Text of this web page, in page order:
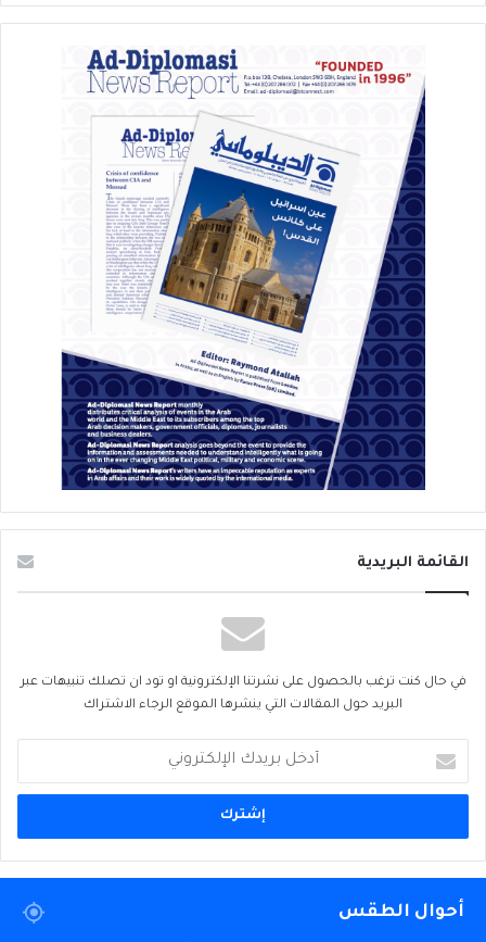
القائمة البريدية
في حال كنت ترغب بالحصول على نشرتنا الإلكترونية او تود ان تصلك تنبيهات عبر
البريد حول المقالات التي ينشرها الموقع الرجاء الاشتراك
بريدك
الإلكتروني
أحوال الطقس